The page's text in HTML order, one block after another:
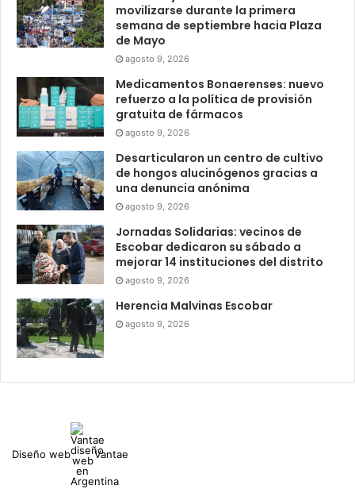
movilizarse durante la primera
semana de septiembre hacia Plaza
de Mayo
agosto 9, 2026
Medicamentos Bonaerenses: nuevo
refuerzo a la política de provisión
gratuita de fármacos
agosto 9, 2026
Desarticularon un centro de cultivo
de hongos alucinógenos gracias a
una denuncia anónima
agosto 9, 2026
Jornadas Solidarias: vecinos de
Escobar dedicaron su sábado a
mejorar 14 instituciones del distrito
agosto 9, 2026
Herencia Malvinas Escobar
agosto 9, 2026
Diseño web Vantae